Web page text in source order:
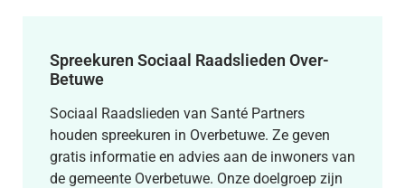
Spreekuren Sociaal Raadslieden Over-
Betuwe
Sociaal Raadslieden van Santé Partners
houden spreekuren in Overbetuwe. Ze geven
gratis informatie en advies aan de inwoners van
de gemeente Overbetuwe. Onze doelgroep zijn